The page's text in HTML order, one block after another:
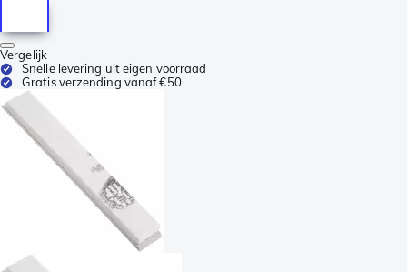
Vergelijk
Snelle levering uit eigen voorraad
Gratis verzending vanaf €50